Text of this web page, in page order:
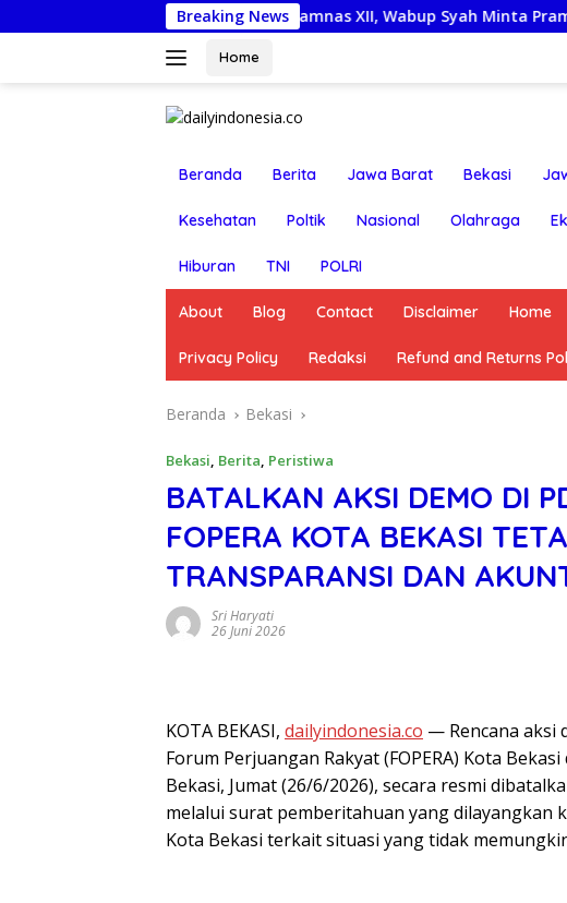
ke
Breaking News
Lepas Kontingen Jamnas XII, Wabup Syah Minta Pramuka
Home
Beranda Berita Jawa Barat Bekasi
Kesehatan Poltik Nasional Olahraga
Hiburan TNI POLRI
About Blog Contact Disclaimer Home
Privacy Policy Redaksi Refund and Returns
Beranda Bekasi
Bekasi, Berita, Peristiwa
BATALKAN AKSI DEMO DI
FOPERA KOTA BEKASI
TRANSPARANSI DAN
Sri Haryati
26 Juni 2026
KOTA BEKASI, dailyindonesia.co — Rencana aksi
Forum Perjuangan Rakyat (FOPERA) Kota
Bekasi, Jumat (26/6/2026), secara resmi
melalui surat pemberitahuan yang dilayangkan
Kota Bekasi terkait situasi yang tidak